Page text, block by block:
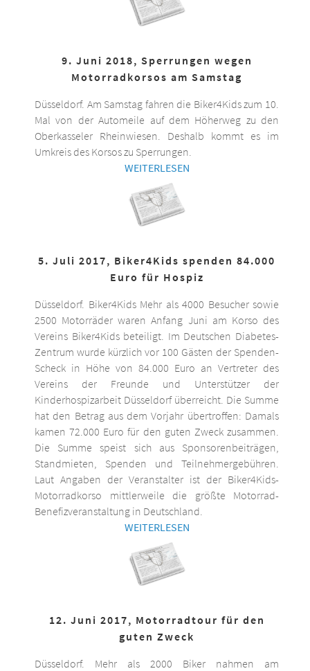
9. Juni 2018, Sperrungen wegen
Motorradkorsos am Samstag
Düsseldorf. Am Samstag fahren die Biker4Kids zum 10.
Mal von der Automeile auf dem Höherweg zu den
Oberkasseler Rheinwiesen. Deshalb kommt es im
Umkreis des Korsos zu Sperrungen.
WEITERLESEN
5. Juli 2017, Biker4Kids spenden 84.000
Euro für Hospiz
Düsseldorf. Biker4Kids Mehr als 4000 Besucher sowie
2500 Motorräder waren Anfang Juni am Korso des
Vereins Biker4Kids beteiligt. Im Deutschen Diabetes-
Zentrum wurde kürzlich vor 100 Gästen der Spenden-
Scheck in Höhe von 84.000 Euro an Vertreter des
Vereins der Freunde und Unterstützer der
Kinderhospizarbeit Düsseldorf überreicht. Die Summe
hat den Betrag aus dem Vorjahr übertroffen: Damals
kamen 72.000 Euro für den guten Zweck zusammen.
Die Summe speist sich aus Sponsorenbeiträgen,
Standmieten, Spenden und Teilnehmergebühren.
Laut Angaben der Veranstalter ist der Biker4Kids-
Motorradkorso mittlerweile die größte Motorrad-
Benefizveranstaltung in Deutschland.
WEITERLESEN
12. Juni 2017, Motorradtour für den
guten Zweck
Düsseldorf. Mehr als 2000 Biker nahmen am